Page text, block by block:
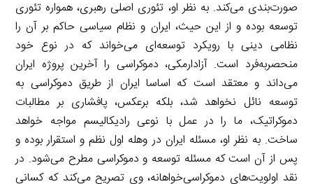
صورت‌بندی می‌کند. به نظر او، تئوری اصلی رهبری، همواره تئوری
توسعه بوده و از این حیث، ایران و نظام سیاسی حاکم بر آن را
نظامی دینی با رویکرد توسعه‌ای می‌خواند که در نوع خود
منحصربه‌فرد است. آزادارمکی، دموکراسی را آخرین پروژه ایران
می‌داند و معتقد است که اساسا ایران از طریق دموکراسی به
توسعه نائل نخواهد شد، بلکه برعکس، پافشاری بر مطالبات
دموکراتیک، ما را در عمل با نوعی رادیکالیسم مواجه خواهد
ساخت. به نظر او، مسئله ایران در وهله اول نظم و استقرار بوده و
پس از آن است که مسئله توسعه و دموکراسی مطرح می‌شود. در
نقد اولویت‌های دموکراسی‌خواهانه، وی تصریح می‌کند که کسانی